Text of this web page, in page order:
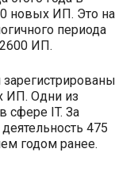
новых ИП. Это на
периода
ИП.
ИП. Одни из
сфере IT. За
475
годом ранее.